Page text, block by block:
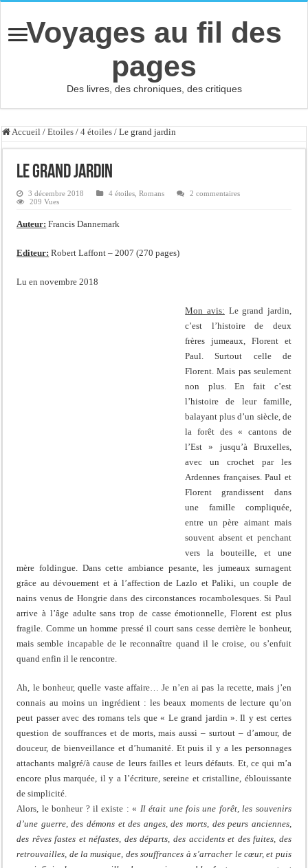
Voyages au fil des
pages
Des livres, des chroniques, des critiques
Accueil / Etoiles / 4 étoiles / Le grand jardin
Le grand jardin
3 décembre 2018 4 étoiles ,Romans
2 commentaires
209 Vues
Auteur: Francis Dannemark
Editeur: Robert Laffont – 2007 (270 pages)
Lu en novembre 2018
Mon avis: Le grand jardin,
c’est l’histoire de deux
frères jumeaux, Florent et
Paul. Surtout celle de
Florent. Mais pas seulement
non plus. En fait c’est
l’histoire de leur famille,
balayant plus d’un siècle, de
la forêt des « cantons de
l’Est » jusqu’à Bruxelles,
avec un crochet par les
Ardennes françaises. Paul et
Florent grandissent dans
une famille compliquée,
entre un père aimant mais
souvent absent et penchant
vers la bouteille, et une
mère foldingue. Dans cette ambiance pesante, les jumeaux surnagent
grâce au dévouement et à l’affection de Lazlo et Paliki, un couple de
nains venus de Hongrie dans des circonstances rocambolesques. Si Paul
arrive à l’âge adulte sans trop de casse émotionnelle, Florent est plus
fragile. Comme un homme pressé il court sans cesse derrière le bonheur,
mais semble incapable de le reconnaître quand il le croise, ou s’enfuit
quand enfin il le rencontre.
Ah, le bonheur, quelle vaste affaire… Je n’en ai pas la recette, mais j’en
connais au moins un ingrédient : les beaux moments de lecture qu’on
peut passer avec des romans tels que « Le grand jardin ». Il y est certes
question de souffrances et de morts, mais aussi – surtout – d’amour, de
douceur, de bienveillance et d’humanité. Et puis il y a les personnages
attachants malgré/à cause de leurs failles et leurs défauts. Et, ce qui m’a
encore plus marquée, il y a l’écriture, sereine et cristalline, éblouissante
de simplicité.
Alors, le bonheur ? il existe : « Il était une fois une forêt, les souvenirs
d’une guerre, des démons et des anges, des morts, des peurs anciennes,
des rêves fastes et néfastes, des départs, des accidents et des fuites, des
retrouvailles, de la musique, des souffrances à s’arracher le cœur, et puis